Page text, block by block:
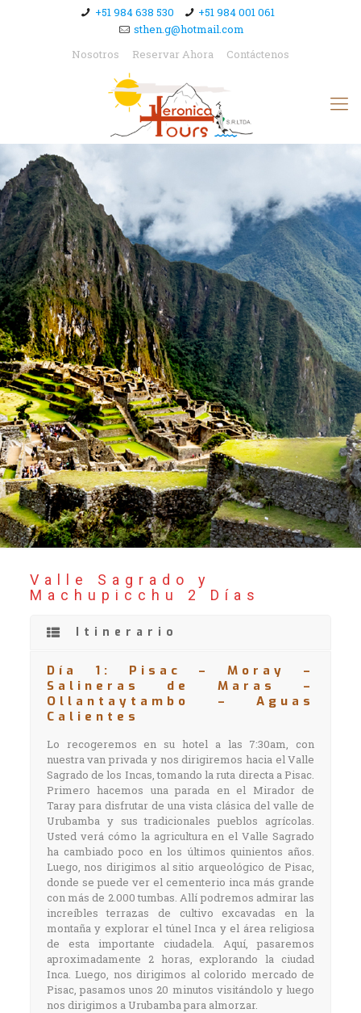
+51 984 638 530
+51 984 001 061
sthen.g@hotmail.com
Nosotros
Reservar Ahora Contáctenos
Valle Sagrado y
Machupicchu 2 Días
Itinerario
Día 1: Pisac – Moray –
Salineras de Maras –
Ollantaytambo – Aguas
Calientes
Lo recogeremos en su hotel a las 7:30am, con
nuestra van privada y nos dirigiremos hacia el Valle
Sagrado de los Incas, tomando la ruta directa a Pisac.
Primero hacemos una parada en el Mirador de
Taray para disfrutar de una vista clásica del valle de
Urubamba y sus tradicionales pueblos agrícolas.
Usted verá cómo la agricultura en el Valle Sagrado
ha cambiado poco en los últimos quinientos años.
Luego, nos dirigimos al sitio arqueológico de Pisac,
donde se puede ver el cementerio inca más grande
con más de 2.000 tumbas. Allí podremos admirar las
increíbles terrazas de cultivo excavadas en la
montaña y explorar el túnel Inca y el área religiosa
de esta importante ciudadela. Aquí, pasaremos
aproximadamente 2 horas, explorando la ciudad
Inca. Luego, nos dirigimos al colorido mercado de
Pisac, pasamos unos 20 minutos visitándolo y luego
nos dirigimos a Urubamba para almorzar.